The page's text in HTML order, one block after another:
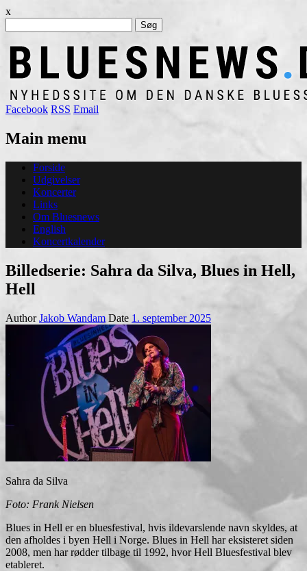
x
efter:
Facebook RSS Email
Main menu
Skip
content
Forside
Udgivelser
Koncerter
Links
Om Bluesnews
English
Koncertkalender
Billedserie: Sahra da Silva, Blues in Hell,
Hell
AuthorJakob Wandam Date 1. september 2025
Sahra da Silva
Foto: Frank Nielsen
Blues in Hell er en bluesfestival, hvis ildevarslende navn skyldes, at
den afholdes i byen Hell i Norge. Blues in Hell har eksisteret siden
2008, men har rødder tilbage til 1992, hvor Hell Bluesfestival blev
etableret.